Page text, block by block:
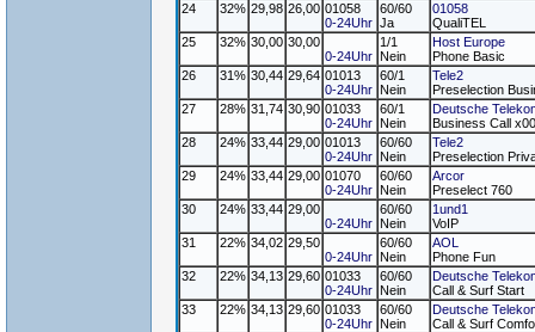
24
32% 29,98 26,00 01058
0-24Uhr
60/60
Ja
01058
QualiTEL
25
32% 30,00 30,00
0-24Uhr
1/1
Nein
Host Europe
Phone Basic
26
31% 30,44 29,64 01013
0-24Uhr
60/1
Nein
Tele2
Preselection
27
28% 31,74 30,90 01033
0-24Uhr
60/1
Nein
Deutsche
Business Call x00
28
24% 33,44 29,00 01013
0-24Uhr
60/60
Nein
Tele2
Preselection
29
24% 33,44 29,00 01070
0-24Uhr
60/60
Nein
Arcor
Preselect 760
30
24% 33,44 29,00
0-24Uhr
60/60
Nein
1und1
VoIP
31
22% 34,02 29,50
0-24Uhr
60/60
Nein
AOL
Phone Fun
32
22% 34,13 29,60 01033
0-24Uhr
60/60
Nein
Deutsche
Call & Surf Start
33
22% 34,13 29,60 01033
0-24Uhr
60/60
Nein
Deutsche
Call & Surf